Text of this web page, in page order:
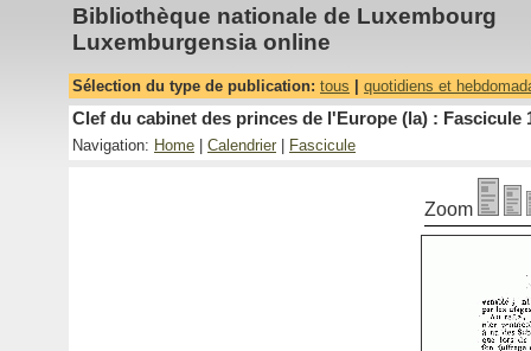
Bibliothèque nationale de Luxembourg
Luxemburgensia online
Sélection du type de publication: tous quotidiens et
Clef du cabinet des princes de l'Europe (la) : Fascicule
Navigation: Home Calendrier Fascicule
Zoom